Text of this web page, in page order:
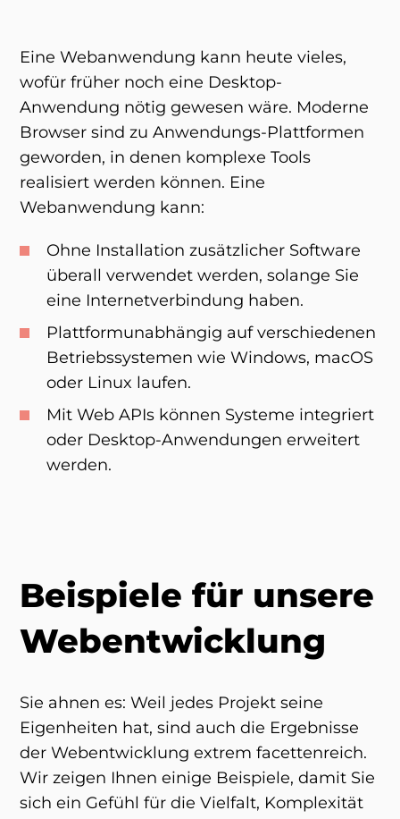
Eine Webanwendung kann heute vieles,
wofür früher noch eine Desktop-
Anwendung nötig gewesen wäre. Moderne
Browser sind zu Anwendungs-Plattformen
geworden, in denen komplexe Tools
realisiert werden können. Eine
Webanwendung kann:
Ohne Installation zusätzlicher Software
überall verwendet werden, solange Sie
eine Internetverbindung haben.
Plattformunabhängig auf verschiedenen
Betriebssystemen wie Windows, macOS
oder Linux laufen.
Mit Web APIs können Systeme integriert
oder Desktop-Anwendungen erweitert
werden.
Beispiele für unsere
Webentwicklung
Sie ahnen es: Weil jedes Projekt seine
Eigenheiten hat, sind auch die Ergebnisse
der Webentwicklung extrem facettenreich.
Wir zeigen Ihnen einige Beispiele, damit Sie
sich ein Gefühl für die Vielfalt, Komplexität